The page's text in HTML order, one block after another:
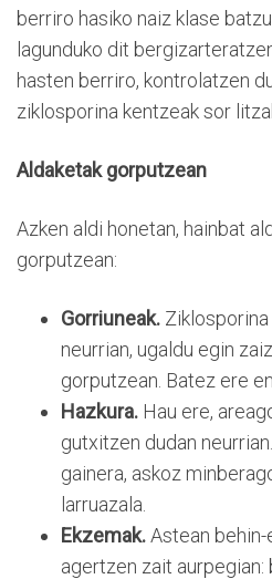
berriro hasiko naiz klase
lagunduko dit
hasten berriro, kontrolatzen
ziklosporina kentzeak sor
Aldaketak gorputzean
Azken aldi honetan, hainbat
gorputzean:
Gorriuneak.
neurrian, ugaldu egin
gorputzean. Batez ere
Hazkura. Hau ere,
gutxitzen dudan
gainera, askoz
larruazala.
Ekzemak.Astean
agertzen zait